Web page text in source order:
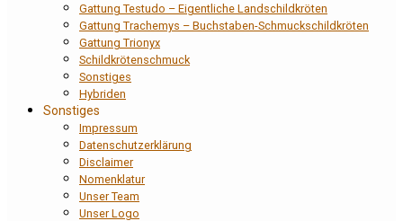
Gattung Testudo – Eigentliche Landschildkröten
Gattung Trachemys – Buchstaben-Schmuckschildkröten
Gattung Trionyx
Schildkrötenschmuck
Sonstiges
Hybriden
Sonstiges
Impressum
Datenschutzerklärung
Disclaimer
Nomenklatur
Unser Team
Unser Logo